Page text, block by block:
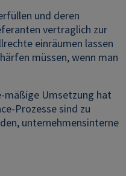
und deren
vertraglich zur
einräumen lassen
müssen, wenn man
mäßige Umsetzung hat
Prozesse sind zu
unternehmensinterne